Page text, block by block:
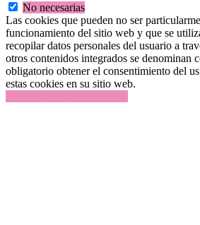
No necesarias
Las cookies que pueden no ser
funcionamiento del sitio web y que se
recopilar datos personales del usuario a
otros contenidos integrados se denominan
obligatorio obtener el consentimiento del
estas cookies en su sitio web.